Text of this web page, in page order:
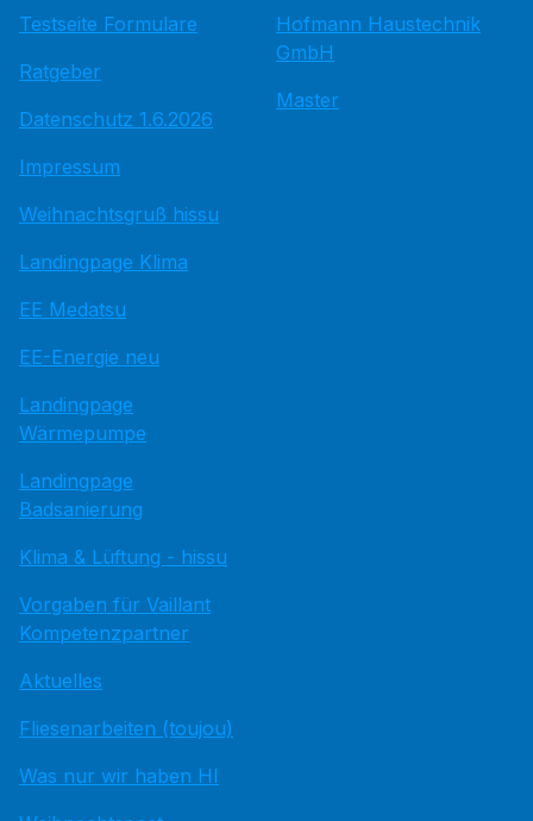
Testseite Formulare
Ratgeber
Datenschutz 1.6.2026
Impressum
Weihnachtsgruß hissu
Landingpage Klima
EE Medatsu
EE-Energie neu
Landingpage
Wärmepumpe
Landingpage
Badsanierung
Klima & Lüftung - hissu
Vorgaben für Vaillant
Kompetenzpartner
Aktuelles
Fliesenarbeiten (toujou)
Was nur wir haben HI
Hofmann Haustechnik
GmbH
Master